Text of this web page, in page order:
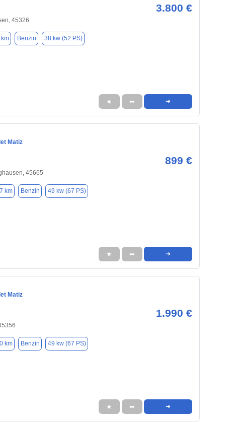
3.800 €
45326
Benzin 38 kw (52 PS)
★ ➦ ➜
Matiz
899 €
45665
km Benzin 49 kw (67 PS)
★ ➦ ➜
Matiz
1.990 €
km Benzin 49 kw (67 PS)
★ ➦ ➜